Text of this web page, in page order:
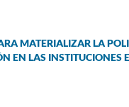
MATERIALIZAR LA
EN LAS INSTITUCIONES